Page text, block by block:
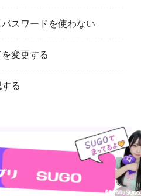
スワードを使わない
変更する
る